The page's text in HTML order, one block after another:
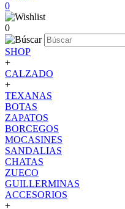
0
0
SHOP
+
CALZADO
+
TEXANAS
BOTAS
ZAPATOS
BORCEGOS
MOCASINES
SANDALIAS
CHATAS
ZUECO
GUILLERMINAS
ACCESORIOS
+